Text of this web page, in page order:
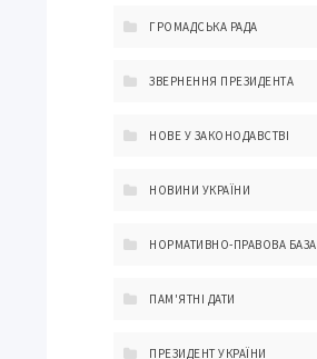
ГРОМАДСЬКА РАДА
ЗВЕРНЕННЯ ПРЕЗИДЕНТА
НОВЕ У ЗАКОНОДАВСТВІ
НОВИНИ УКРАЇНИ
НОРМАТИВНО-ПРАВОВА БАЗА
ПАМ'ЯТНІ ДАТИ
ПРЕЗИДЕНТ УКРАЇНИ